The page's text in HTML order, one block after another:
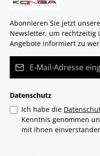
Abonnieren Sie jetzt
Newsletter, um rechtzeitig
Angebote informiert zu
Datenschutz
Ich habe die
Kenntnis genommen
mit ihnen